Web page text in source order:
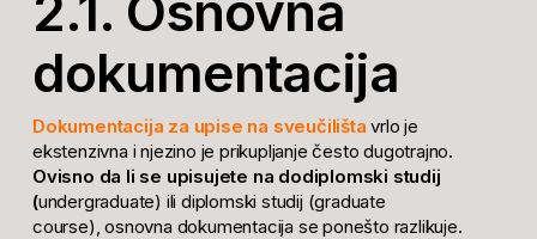
dokumentacija
Dokumentacija za upise na sveučilišta vrlo je
ekstenzivna i njezino je prikupljanje često dugotrajno.
Ovisno da li se upisujete na dodiplomski studij
(undergraduate) ili diplomski studij (graduate
course), osnovna dokumentacija se ponešto razlikuje.